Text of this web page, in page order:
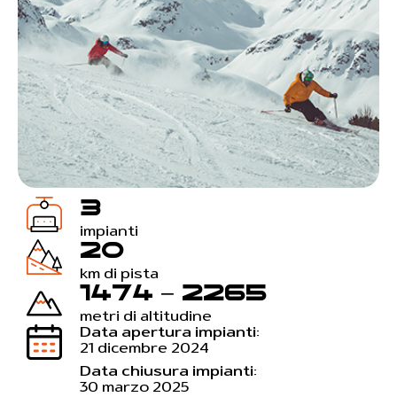
3
impianti
20
km di pista
1474 – 2265
metri di altitudine
Data apertura impianti:
21 dicembre 2024
Data chiusura impianti:
30 marzo 2025